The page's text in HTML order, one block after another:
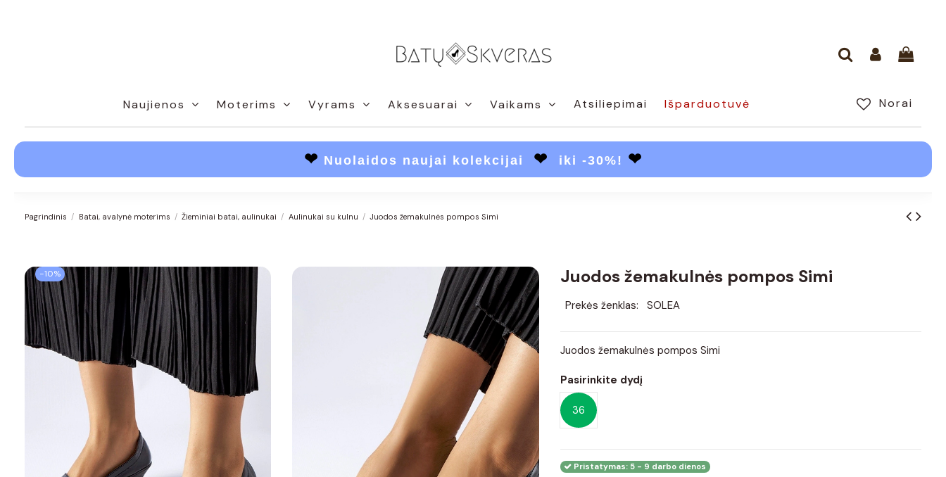
Naujienos Moterims Vyrams Aksesuarai Vaikams Atsiliepimai Norai
Išparduotuvė
❤ Nuolaidos naujai kolekcijai ❤ iki -30%! ❤
Pagrindinis Batai, avalynė moterims Žieminiai batai, aulinukai Aulinukai su kulnu Juodos žemakulnės pompos Simi
−10% Juodos žemakulnės pompos Simi
Prekės ženklas: SOLEA
Juodos žemakulnės pompos Simi
Pasirinkite dydį
36
Pristatymas: 5 - 9 darbo dienos